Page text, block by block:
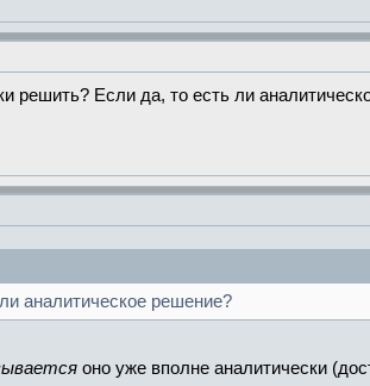
решить? Если да, то есть ли
аналитическое решение?
оно уже вполне аналитически